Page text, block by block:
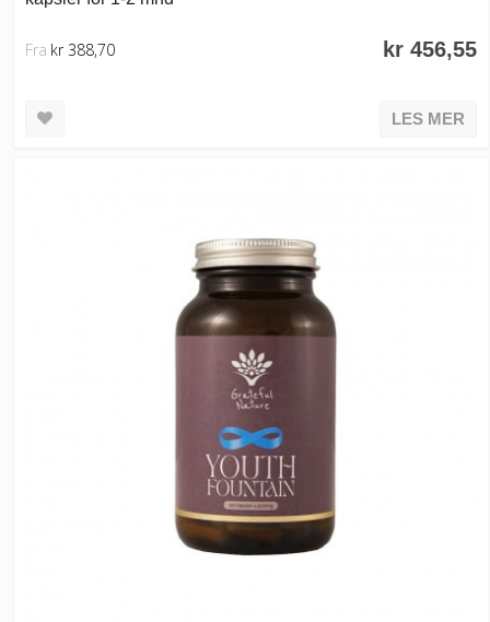
kr 456,55
Fra kr 388,70
LES MER